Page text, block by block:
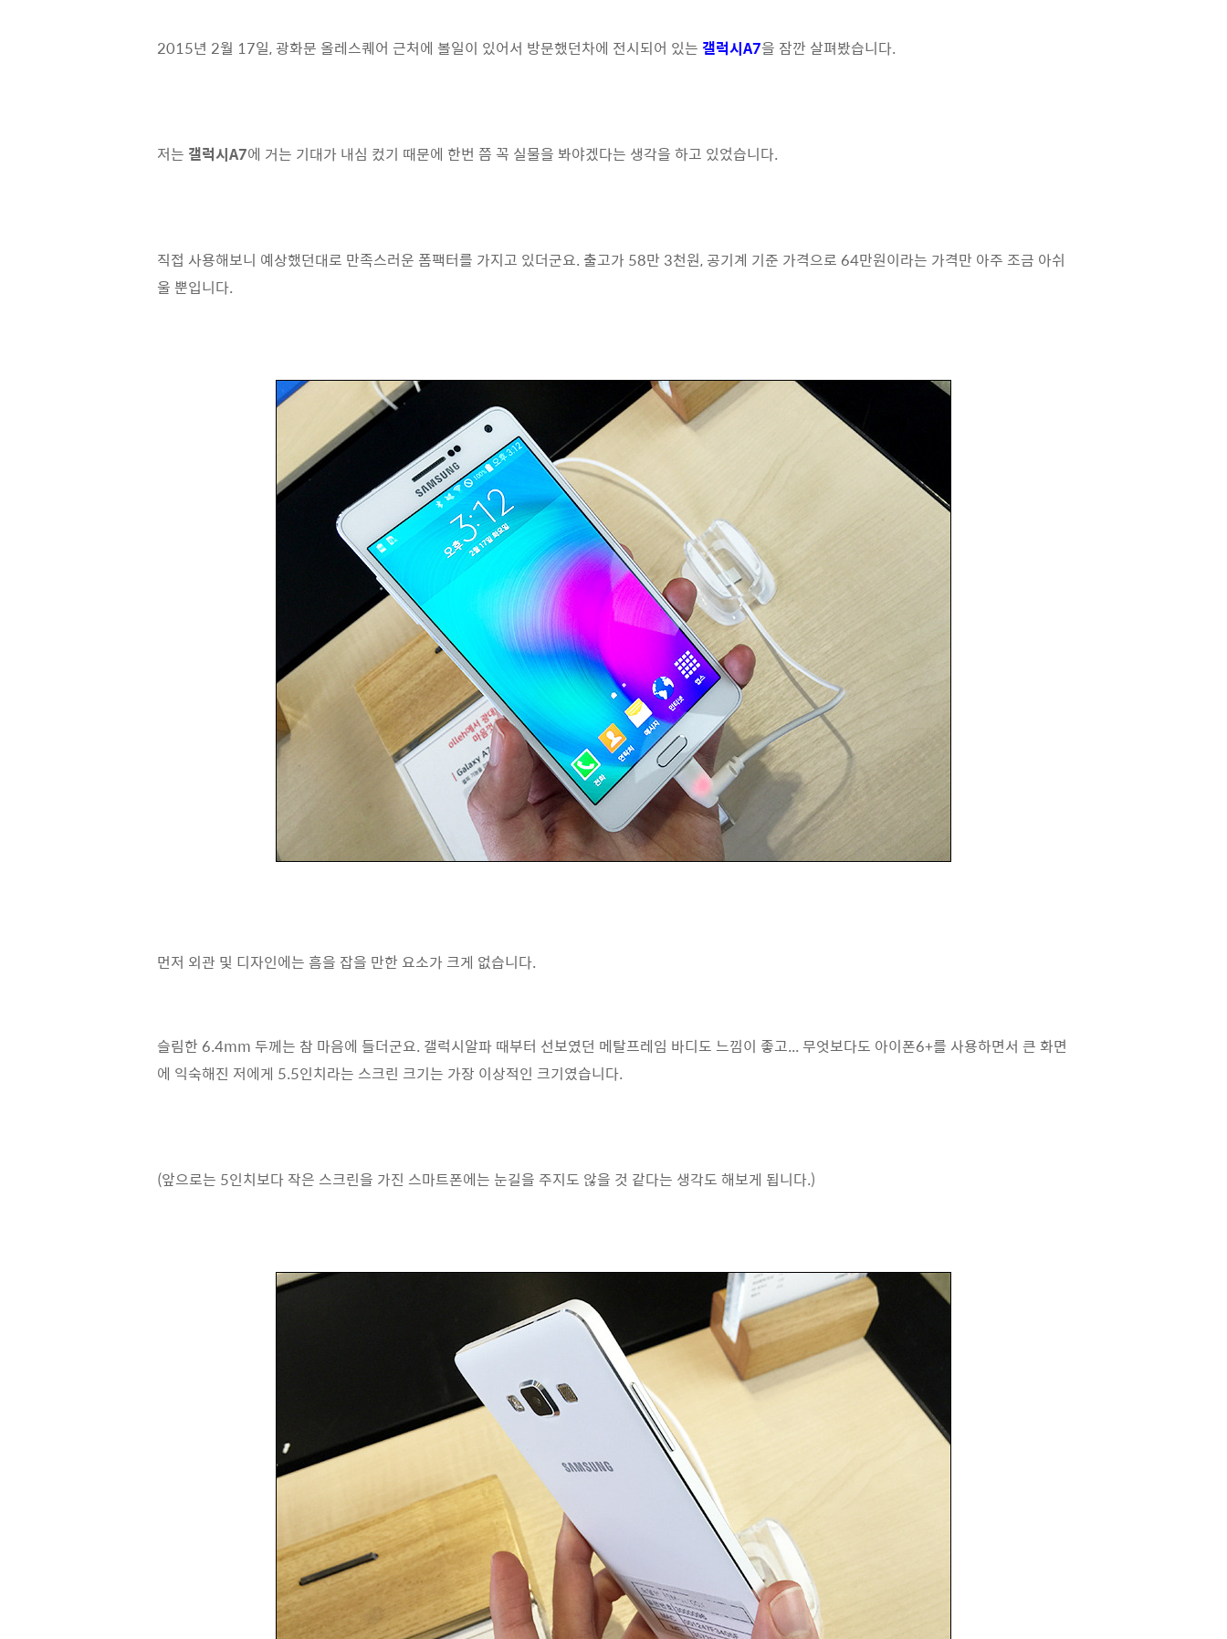
2015년 2월 17일, 광화문 올레스퀘어 근처에 볼일이 있어서 방문했던차에 전시되어 있는 갤럭시A7을 잠깐 살펴봤습니다.
저는 갤럭시A7에 거는 기대가 내심 컸기 때문에 한번 쯤 꼭 실물을 봐야겠다는 생각을 하고 있었습니다.
직접 사용해보니 예상했던대로 만족스러운 폼팩터를 가지고 있더군요. 출고가 58만 3천원, 공기계 기준 가격으로 64만원이라는 가격만 아주 조금 아쉬
울 뿐입니다.
먼저 외관 및 디자인에는 흠을 잡을 만한 요소가 크게 없습니다.
슬림한 6.4mm 두께는 참 마음에 들더군요. 갤럭시알파 때부터 선보였던 메탈프레임 바디도 느낌이 좋고... 무엇보다도 아이폰6+를 사용하면서 큰 화면
에 익숙해진 저에게 5.5인치라는 스크린 크기는 가장 이상적인 크기였습니다.
(앞으로는 5인치보다 작은 스크린을 가진 스마트폰에는 눈길을 주지도 않을 것 같다는 생각도 해보게 됩니다.)